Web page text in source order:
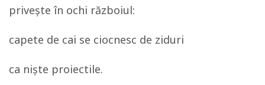
priveşte în ochi războiul:
capete de cai se ciocnesc de ziduri
ca nişte proiectile.